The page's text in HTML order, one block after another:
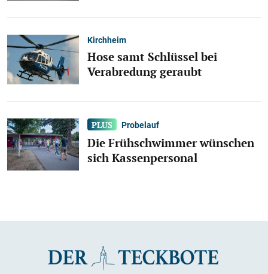
Kirchheim
Hose samt Schlüssel bei
Verabredung geraubt
Probelauf
Die Frühschwimmer wünschen
sich Kassenpersonal